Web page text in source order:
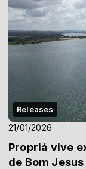
Releases
21/01/2026
Propriá vive
de Bom